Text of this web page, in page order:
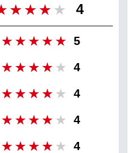
4
5
4
4
4
4